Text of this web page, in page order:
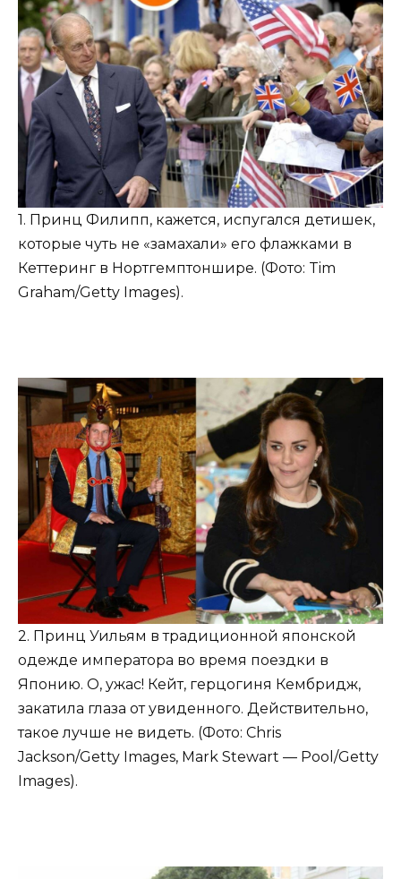
1. Принц Филипп, кажется, испугался детишек,
которые чуть не «замахали» его флажками в
Кеттеринг в Нортгемптоншире. (Фото: Tim
Graham/Getty Images).
2. Принц Уильям в традиционной японской
одежде императора во время поездки в
Японию. О, ужас! Кейт, герцогиня Кембридж,
закатила глаза от увиденного. Действительно,
такое лучше не видеть. (Фото: Chris
Jackson/Getty Images, Mark Stewart — Pool/Getty
Images).